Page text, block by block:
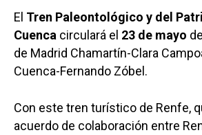
El Tren Paleontológico y del
Cuenca circulará el 23 de mayo
de Madrid Chamartín-Clara
Cuenca-Fernando Zóbel.
Con este tren turístico de Renfe,
acuerdo de colaboración entre